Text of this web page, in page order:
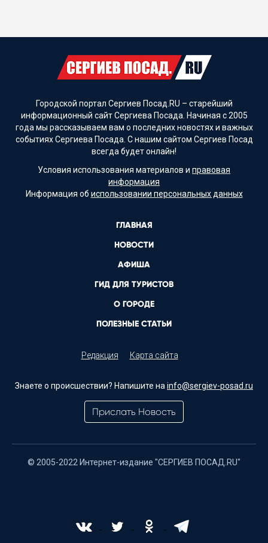
Городской портал Сергиев Посад.RU – старейший
информационный сайт Сергиева Посада. Начиная с 2005
года мы рассказываем вам о последних новостях и важных
событиях Сергиева Посада. С нашим сайтом Сергиев Посад
всегда будет онлайн!
Условия использования материалов и правовая
информация
Информация об использовании персональных данных
ГЛАВНАЯ
НОВОСТИ
АФИША
ГИД ДЛЯ ТУРИСТОВ
О ГОРОДЕ
ПОЛЕЗНЫЕ СТАТЬИ
Редакция Карта сайта
Знаете о происшествии? Напишите наinfo@sergiev-posad.ru
Прислать Новость
© 2005-2022 Интернет-издание "СЕРГИЕВ ПОСАД.RU"